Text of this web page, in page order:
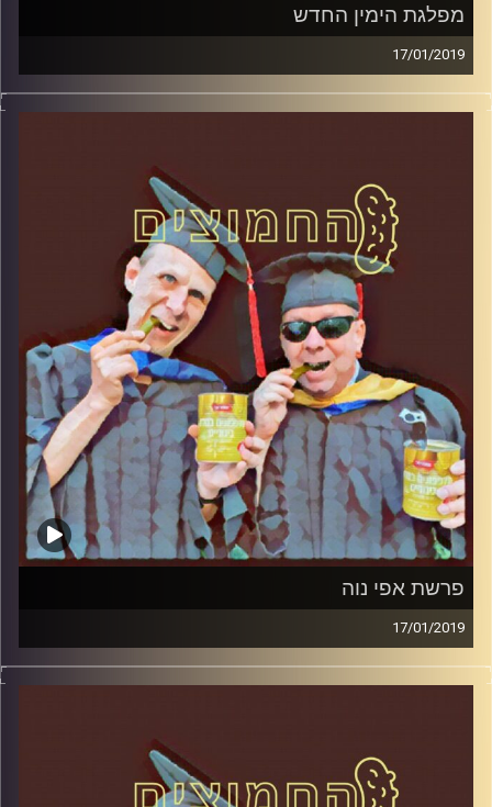
מפלגת הימין החדש
17/01/2019
פרופסור בועז בן-דוד ופרופסור גלעד הירשברגר
קרדיט תמונות:AudioVersity
פרשת אפי נוה
17/01/2019
פרופסור בועז בן-דוד ופרופסור גלעד הירשברגר
קרדיט תמונות:AudioVersity